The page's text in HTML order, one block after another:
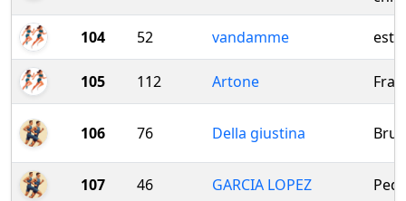
104 52 vandamme
105 112 Artone
106 76 Della giustina
107 46 GARCIA LOPEZ